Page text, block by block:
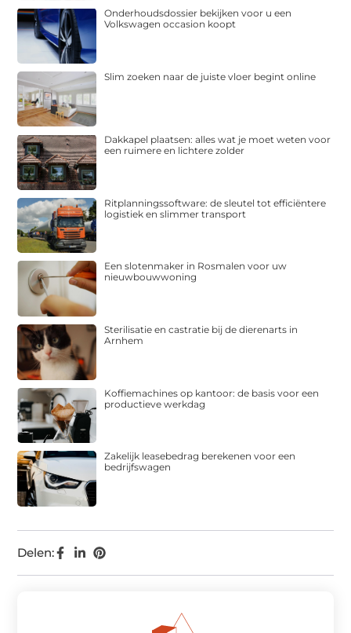
Delen:
Onderhoudsdossier bekijken voor u een
Volkswagen occasion koopt
Slim zoeken naar de juiste vloer begint online
Dakkapel plaatsen: alles wat je moet weten voor
een ruimere en lichtere zolder
Ritplanningssoftware: de sleutel tot efficiëntere
logistiek en slimmer transport
Een slotenmaker in Rosmalen voor uw
nieuwbouwwoning
Sterilisatie en castratie bij de dierenarts in
Arnhem
Koffiemachines op kantoor: de basis voor een
productieve werkdag
Zakelijk leasebedrag berekenen voor een
bedrijfswagen